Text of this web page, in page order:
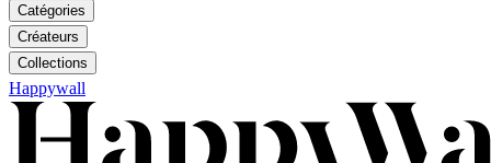
Catégories
Créateurs
Collections
Happywall